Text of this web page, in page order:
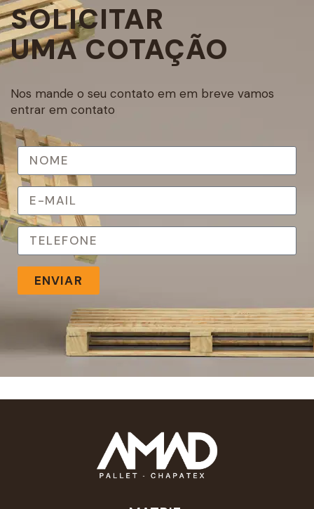
SOLICITAR
UMA COTAÇÃO
Nos mande o seu contato em em breve vamos
entrar em contato
ENVIAR